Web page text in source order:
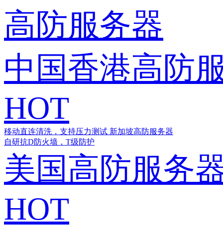
高防服务器
中国香港高防
HOT
移动直连清洗，支持压力测试 新加坡高防服务器
自研抗D防火墙，T级防护
美国高防服务
HOT